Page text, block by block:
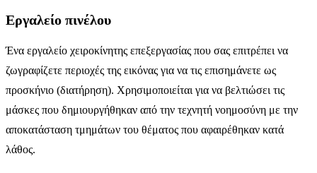
Εργαλείο πινέλου
Ένα εργαλείο χειροκίνητης επεξεργασίας που σας επιτρέπει να
ζωγραφίζετε περιοχές της εικόνας για να τις επισημάνετε ως
προσκήνιο (διατήρηση). Χρησιμοποιείται για να βελτιώσει τις
μάσκες που δημιουργήθηκαν από την τεχνητή νοημοσύνη με την
αποκατάσταση τμημάτων του θέματος που αφαιρέθηκαν κατά
λάθος.